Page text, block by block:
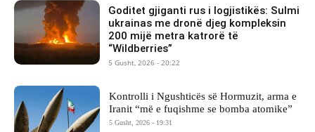
Goditet gjiganti rus i logjistikës: Sulmi
ukrainas me dronë djeg kompleksin
200 mijë metra katrorë të
“Wildberries”
5 Gusht, 2026 - 20:22
Kontrolli i Ngushticës së Hormuzit, arma e
Iranit “më e fuqishme se bomba atomike”
5 Gusht, 2026 - 19:31